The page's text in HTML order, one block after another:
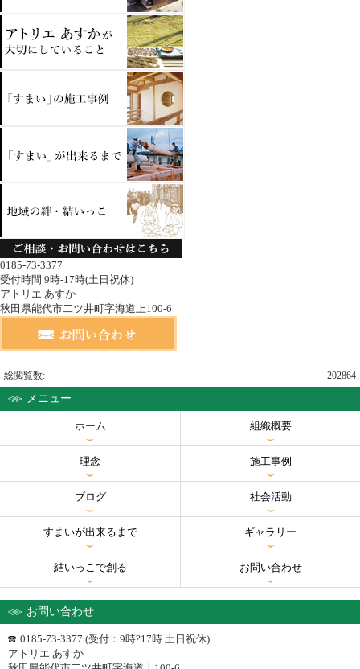
0185-73-3377
受付時間 9時-17時(土日祝休)
アトリエ あすか
秋田県能代市二ツ井町字海道上100-6
202864
総閲覧数:
メニュー
ホーム 組織概要
理念 施工事例
ブログ 社会活動
すまいが出来るまで ギャラリー
結いっこで創る お問い合わせ
お問い合わせ
0185-73-3377 (受付：9時?17時 土日祝休)
アトリエ あすか